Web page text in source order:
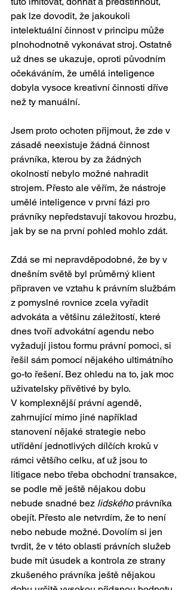
pak lze dovodit, že jakoukoli
intelektuální činnost v principu může
plnohodnotně vykonávat stroj. Ostatně
už dnes se ukazuje, oproti původním
očekáváním, že umělá inteligence
dobyla vysoce kreativní činnosti dříve
než ty manuální.
Jsem proto ochoten přijmout, že zde v
zásadě neexistuje žádná činnost
právníka, kterou by za žádných
okolností nebylo možné nahradit
strojem. Přesto ale věřím, že nástroje
umělé inteligence v první fázi pro
právníky nepředstavují takovou hrozbu,
jak by se na první pohled mohlo zdát.
Zdá se mi nepravděpodobné, že by v
dnešním světě byl průměrný klient
připraven ve vztahu k právním službám
z pomyslné rovnice zcela vyřadit
advokáta a většinu záležitostí, které
dnes tvoří advokátní agendu nebo
vyžadují jistou formu právní pomoci, si
řešil sám pomocí nějakého ultimátního
go-to řešení. Bez ohledu na to, jak moc
uživatelsky přívětivé by bylo.
V komplexnější právní agendě,
zahrnující mimo jiné například
stanovení nějaké strategie nebo
utřídění jednotlivých dílčích kroků v
rámci většího celku, ať už jsou to
litigace nebo třeba obchodní transakce,
se podle mě ještě nějakou dobu
nebude snadné bez lidského právníka
obejít. Přesto ale netvrdím, že to není
nebo nebude možné. Dovolím si jen
tvrdit, že v této oblasti právních služeb
bude mít úsudek a kontrola ze strany
zkušeného právníka ještě nějakou